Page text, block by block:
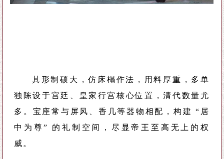
其形制硕大，仿床榻作法，用料厚重，多单
独陈设于宫廷、皇家行宫核心位置，清代数量尤
多。宝座常与屏风、香几等器物相配，构建 “居
中为尊” 的礼制空间，尽显帝王至高无上的权
威。